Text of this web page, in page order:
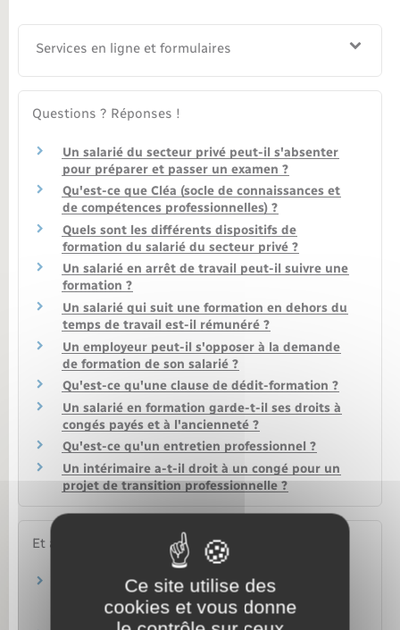
Services en ligne et formulaires
Questions ? Réponses !
Un salarié du secteur privé peut-il s'absenter
pour préparer et passer un examen ?
Qu'est-ce que Cléa (socle de connaissances et
de compétences professionnelles) ?
Quels sont les différents dispositifs de
formation du salarié du secteur privé ?
Un salarié en arrêt de travail peut-il suivre une
formation ?
Un salarié qui suit une formation en dehors du
temps de travail est-il rémunéré ?
Un employeur peut-il s'opposer à la demande
de formation de son salarié ?
Qu'est-ce qu'une clause de dédit-formation ?
Un salarié en formation garde-t-il ses droits à
congés payés et à l'ancienneté ?
Qu'est-ce qu'un entretien professionnel ?
Un intérimaire a-t-il droit à un congé pour un
projet de transition professionnelle ?
Et aussi
Formation professionnelle dans la fonction
Travail – Formation
Ce site utilise des
cookies et vous donne